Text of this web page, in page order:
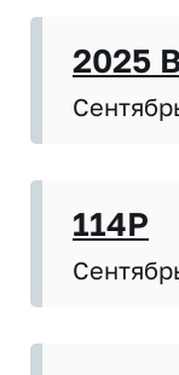
2025
114P